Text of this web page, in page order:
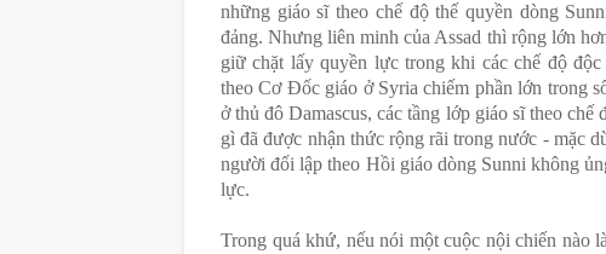
những giáo sĩ theo chế độthế quyền dòng
đảng.Nhưng liên minh của Assad thì rộng lớn
giữ chặt lấyquyền lực trong khi các chế độđộc
theo Cơ Đốc giáo ở Syria chiếm phần lớn trong
ở thủ đô Damascus, các tầng lớp giáo sĩ theo
gì đã được nhận thức rộng rãi trong nước - mặc
người đối lập theo Hồi giáo dòng Sunni không
lực.
Trong quá khứ, nếu nói một cuộc nội chiến nào